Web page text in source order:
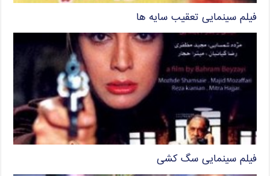
فیلم سینمایی تعقیب سایه ها
فیلم سینمایی سگ کشی